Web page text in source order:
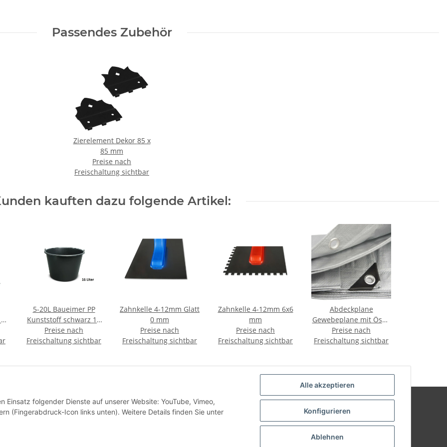
Alle akzeptieren
Konfigurieren
Ablehnen
Einsatz folgender Dienste auf unserer Website: YouTube, Vimeo,
(Fingerabdruck-Icon links unten). Weitere Details finden Sie unter
Passendes Zubehör
Zierelement Dekor 85 x
85 mm
Preise nach
Freischaltung sichtbar
kauften dazu folgende Artikel:
5-20L Baueimer PP
Kunststoff schwarz 16
Liter
Preise nach
Freischaltung sichtbar
Zahnkelle 4-12mm Glatt
0 mm
Preise nach
Freischaltung sichtbar
Zahnkelle 4-12mm 6x6
mm
Preise nach
Freischaltung sichtbar
Abdeckplane
Gewebeplane mit Ösen
1,5m - 20m Länge 120
g/m² - silber 6m x 8m
Preise nach
Freischaltung sichtbar
Kundenbewertungen